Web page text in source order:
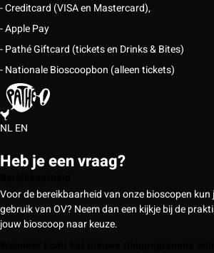
- Creditcard (VISA en Mastercard),
- Apple Pay
- Pathé Giftcard (tickets en Drinks & Bites)
- Nationale Bioscoopbon (alleen tickets)
NLEN
Heb je een vraag?
Voor de bereikbaarheid van onze bioscopen kun
gebruik van OV? Neem dan een kijkje bij de
jouw bioscoop naar keuze.